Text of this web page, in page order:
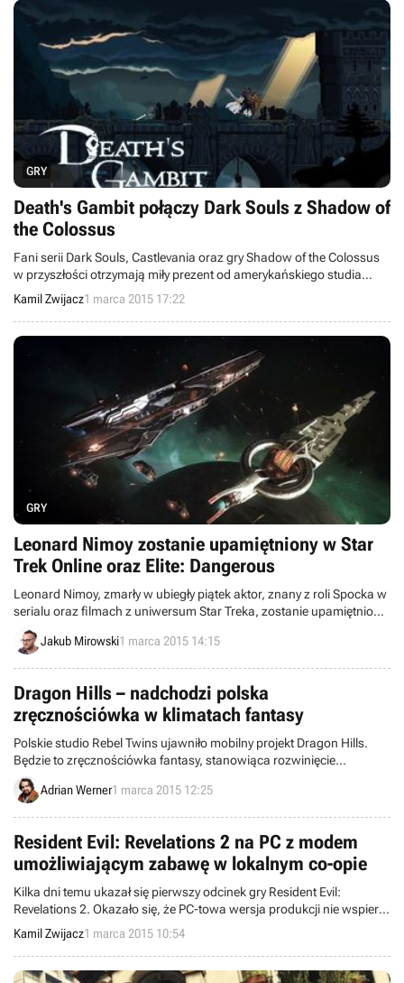
GRY
Death's Gambit połączy Dark Souls z Shadow of
the Colossus
Fani serii Dark Souls, Castlevania oraz gry Shadow of the Colossus
w przyszłości otrzymają miły prezent od amerykańskiego studia
White Rabbit. Deweloper zapowiedział bowiem Death's Gambit - tytuł
łączący w jedno wymienione wcześniej produkcje.
Kamil Zwijacz1 marca 2015 17:22
GRY
Leonard Nimoy zostanie upamiętniony w Star
Trek Online oraz Elite: Dangerous
Leonard Nimoy, zmarły w ubiegły piątek aktor, znany z roli Spocka w
serialu oraz filmach z uniwersum Star Treka, zostanie upamiętniony
w grach Star Trek Online oraz Elite: Dangerous przy okazji
najbliższych aktualizacji.
Jakub Mirowski1 marca 2015 14:15
Dragon Hills – nadchodzi polska
zręcznościówka w klimatach fantasy
Polskie studio Rebel Twins ujawniło mobilny projekt Dragon Hills.
Będzie to zręcznościówka fantasy, stanowiąca rozwinięcie
pomysłów z serii Super Mega Worm.
Adrian Werner1 marca 2015 12:25
Resident Evil: Revelations 2 na PC z modem
umożliwiającym zabawę w lokalnym co-opie
Kilka dni temu ukazał się pierwszy odcinek gry Resident Evil:
Revelations 2. Okazało się, że PC-towa wersja produkcji nie wspiera
lokalnego co-opa. Z pomocą graczom przyszedł jednak moder
Sectus, który udostępnił program pozwalający na włączenie tej opcji.
Kamil Zwijacz1 marca 2015 10:54